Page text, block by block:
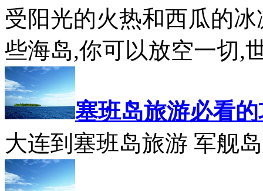
受阳光的火热和西瓜的
些海岛,你可以放空一切,
塞班岛旅游必看
大连到塞班岛旅游 军舰